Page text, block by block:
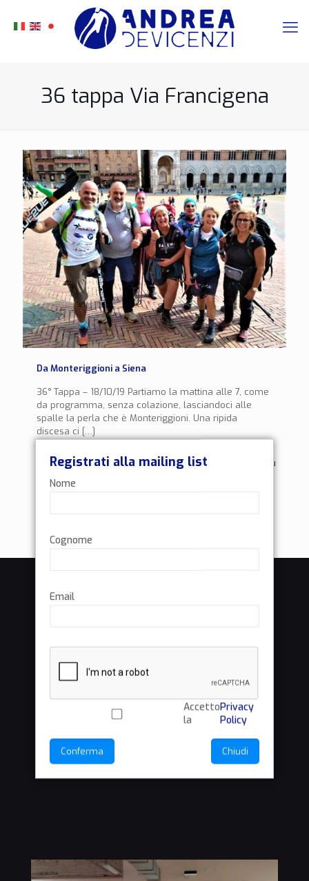
36 tappa Via Francigena
Da Monteriggioni a Siena
36° Tappa – 18/10/19 Partiamo la mattina alle 7, come
da programma, senza colazione, lasciandoci alle
spalle la perla che è Monteriggioni. Una ripida
discesa ci […]
0 Leggi di più
Registrati alla mailing list
Nome
Cognome
Email
Accetto
la
Privacy
Policy
Conferma Chiudi